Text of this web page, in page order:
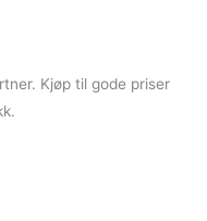
Kjøp til gode priser